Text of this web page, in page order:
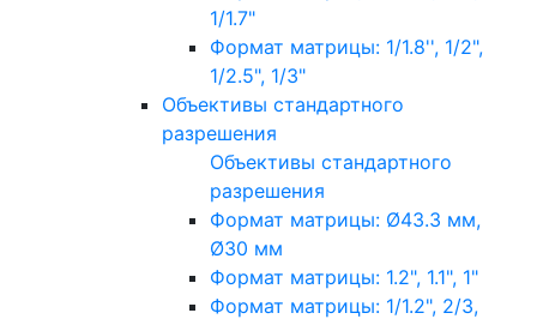
1/1.7"
Формат матрицы: 1/1.8'', 1/2",
1/2.5", 1/3"
Объективы стандартного
разрешения
Объективы стандартного
разрешения
Формат матрицы: Ø43.3 мм,
Ø30 мм
Формат матрицы: 1.2", 1.1", 1"
Формат матрицы: 1/1.2", 2/3,